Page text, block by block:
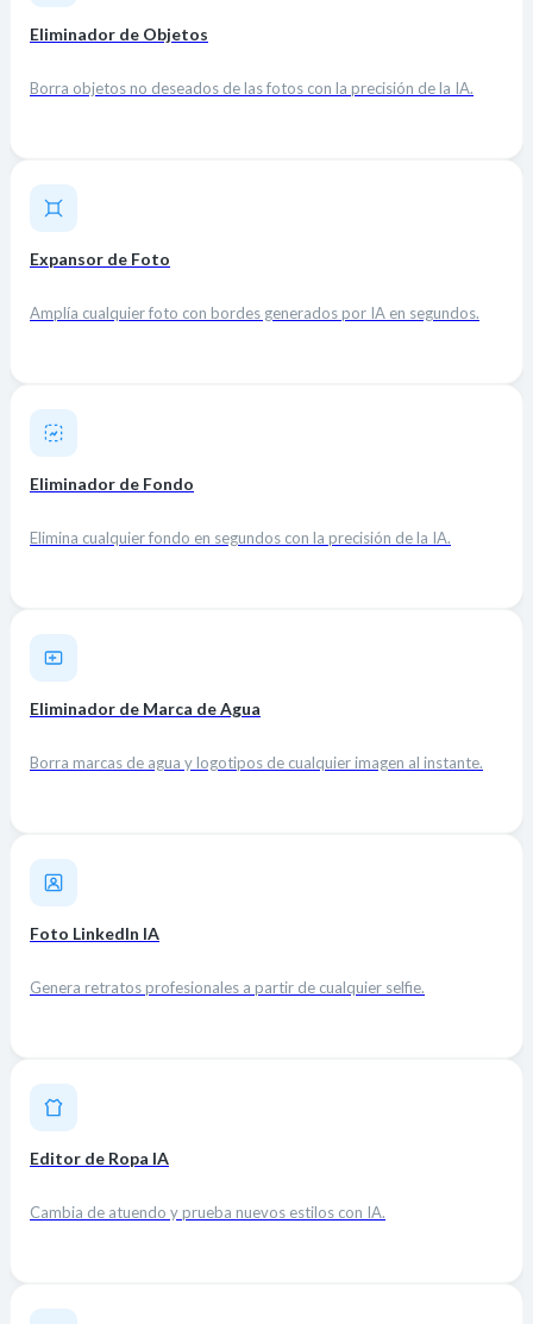
Eliminador de Objetos
Borra objetos no deseados de las fotos con la precisión de la IA.
Expansor de Foto
Amplía cualquier foto con bordes generados por IA en segundos.
Eliminador de Fondo
Elimina cualquier fondo en segundos con la precisión de la IA.
Eliminador de Marca de Agua
Borra marcas de agua y logotipos de cualquier imagen al instante.
Foto LinkedIn IA
Genera retratos profesionales a partir de cualquier selfie.
Editor de Ropa IA
Cambia de atuendo y prueba nuevos estilos con IA.